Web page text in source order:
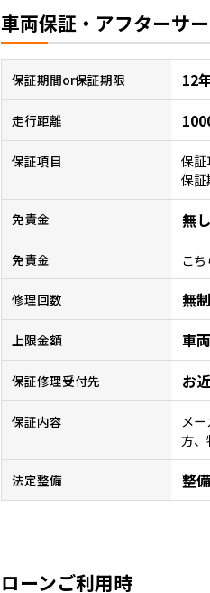
車両保証・アフターサ
保証期間or保証期限 12
走行距離
保証項目
保証
保証
免責金 無し
免責金 こ
修理回数 無
上限金額 車
保証修理受付先 お
保証内容
メ
方、
法定整備 整
ローンご利用時